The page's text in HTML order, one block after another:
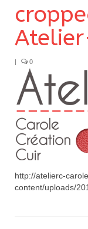
Collection
E-Boutique
Pour acheter
Contact
| 0
http://atelierc-
content/uploads/